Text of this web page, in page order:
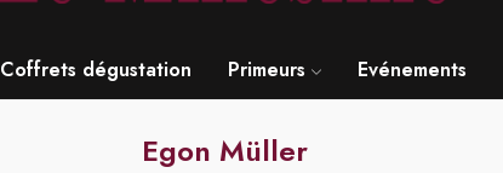
Coffrets dégustation Primeurs Evénements
Egon Müller